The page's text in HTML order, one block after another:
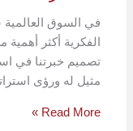
في السوق
تصميم خبرتنا في
مثيل له ورؤى
Read More »